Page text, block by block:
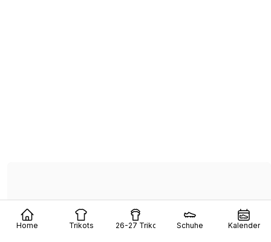
Home Trikots 26-27 Trikots Schuhe Kalender